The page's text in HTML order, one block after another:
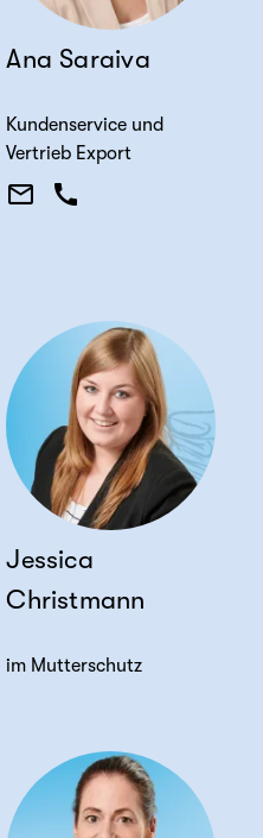
Ana Saraiva
Kundenservice und
Vertrieb Export
Jessica
Christmann
im Mutterschutz